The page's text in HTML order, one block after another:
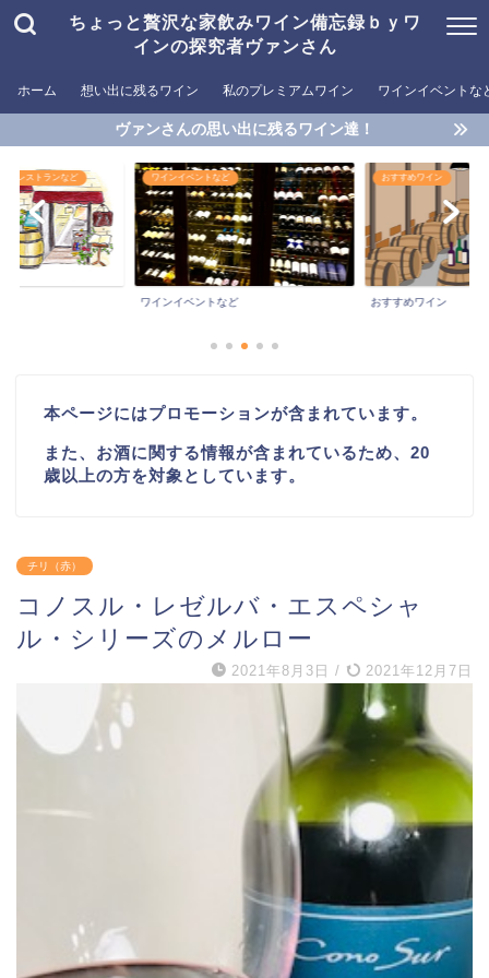
ちょっと贅沢な家飲みワイン備忘録ｂｙワ
インの探究者ヴァンさん
ホーム 想い出に残るワイン 私のプレミアムワイン ワインイベントな
ヴァンさんの思い出に残るワイン達！
るレストランなど ワインイベントなど
ワインイベントなど
おすすめワイン
おすすめワイン
本ページにはプロモーションが含まれています。
また、お酒に関する情報が含まれているため、20
歳以上の方を対象としています。
チリ（赤）
コノスル・レゼルバ・エスペシャ
ル・シリーズのメルロー
2021年8月3日 / 2021年12月7日